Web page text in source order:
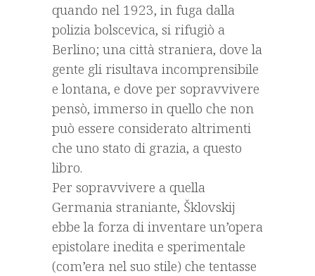
quando nel 1923, in fuga dalla
polizia bolscevica, si rifugiò a
Berlino; una città straniera, dove la
gente gli risultava incomprensibile
e lontana, e dove per sopravvivere
pensò, immerso in quello che non
può essere considerato altrimenti
che uno stato di grazia, a questo
libro.
Per sopravvivere a quella
Germania straniante, Šklovskij
ebbe la forza di inventare un’opera
epistolare inedita e sperimentale
(com’era nel suo stile) che tentasse